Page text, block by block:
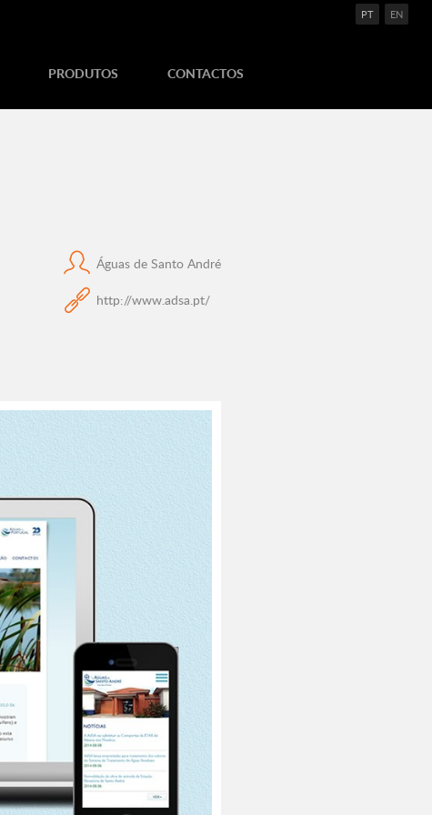
PRODUTOS CONTACTOS
PT EN
Águas de Santo André
http://www.adsa.pt/